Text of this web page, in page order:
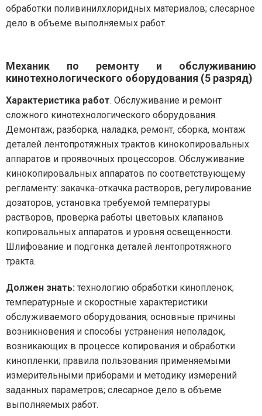
обработки поливинилхлоридных материалов; слесарное
дело в объеме выполняемых работ.
Механик по ремонту и обслуживанию
кинотехнологического оборудования (5 разряд)
Характеристика работ. Обслуживание и ремонт
сложного кинотехнологического оборудования.
Демонтаж, разборка, наладка, ремонт, сборка, монтаж
деталей лентопротяжных трактов кинокопировальных
аппаратов и проявочных процессоров. Обслуживание
кинокопировальных аппаратов по соответствующему
регламенту: закачка-откачка растворов, регулирование
дозаторов, установка требуемой температуры
растворов, проверка работы цветовых клапанов
копировальных аппаратов и уровня освещенности.
Шлифование и подгонка деталей лентопротяжного
тракта.
Должен знать: технологию обработки кинопленок;
температурные и скоростные характеристики
обслуживаемого оборудования; основные причины
возникновения и способы устранения неполадок,
возникающих в процессе копирования и обработки
кинопленки; правила пользования применяемыми
измерительными приборами и методику измерений
заданных параметров; слесарное дело в объеме
выполняемых работ.